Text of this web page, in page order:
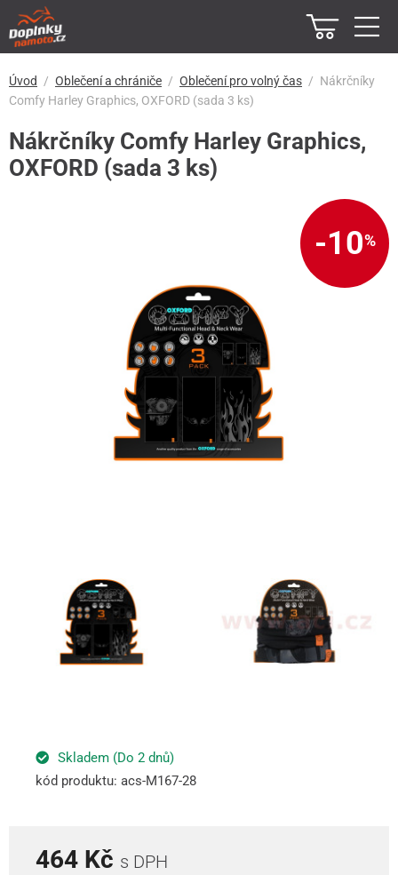
Úvod Oblečení a chrániče Oblečení pro volný čas
Nákrčníky
Comfy Harley Graphics, OXFORD (sada 3 ks)
Nákrčníky Comfy Harley Graphics,
OXFORD (sada 3 ks)
-10%
Skladem (Do 2 dnů)
kód produktu: acs-M167-28
464 Kč s DPH